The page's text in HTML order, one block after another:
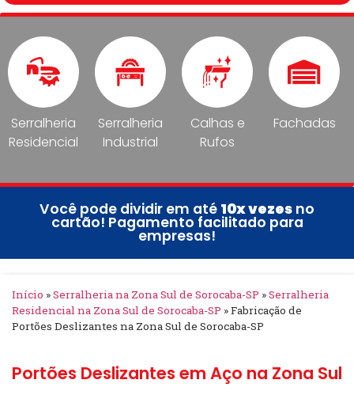
Serralheria
Residencial
Serralheria
Industrial
Calhas e
Rufos
Fachadas
Você pode dividir em até 10x vezes no
cartão! Pagamento facilitado para
empresas!
Início »Serralheria na Zona Sul de Sorocaba-SP »Serralheria
Residencial na Zona Sul de Sorocaba-SP »Fabricação de
Portões Deslizantes na Zona Sul de Sorocaba-SP
Portões Deslizantes em Aço na Zona Sul